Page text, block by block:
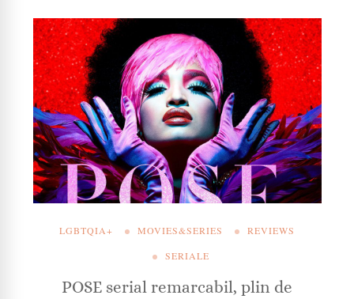
LGBTQIA+ MOVIES&SERIES
REVIEWS
SERIALE
POSE serial remarcabil, plin de